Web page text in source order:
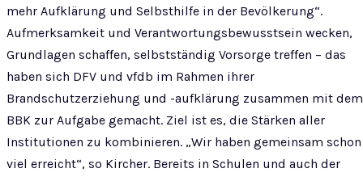
mehr Aufklärung und Selbsthilfe in der Bevölkerung“.
Aufmerksamkeit und Verantwortungsbewusstsein wecken,
Grundlagen schaffen, selbstständig Vorsorge treffen – das
haben sich DFV und vfdb im Rahmen ihrer
Brandschutzerziehung und -aufklärung zusammen mit dem
BBK zur Aufgabe gemacht. Ziel ist es, die Stärken aller
Institutionen zu kombinieren. „Wir haben gemeinsam schon
viel erreicht“, so Kircher. Bereits in Schulen und auch der